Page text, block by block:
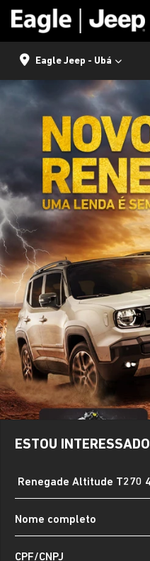
Eagle Jeep - Ubá
ESTOU INTERESSADO